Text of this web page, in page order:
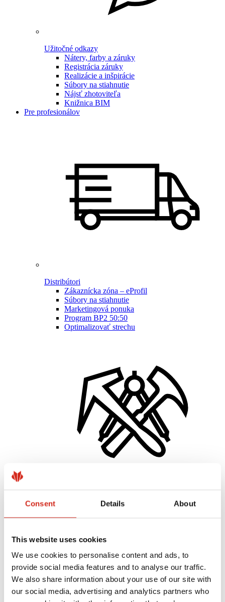
Consent Details About
This website uses cookies
We use cookies to personalise content and ads, to
provide social media features and to analyse our traffic.
We also share information about your use of our site with
our social media, advertising and analytics partners who
Užitočné odkazy
Nátery, farby a záruky
Registrácia záruky
Realizácie a inšpirácie
Súbory na stiahnutie
Nájsť zhotoviteľa
Knižnica BIM
Pre profesionálov
Distribútori
Zákaznícka zóna – eProfil
Súbory na stiahnutie
Marketingová ponuka
Program BP2 50:50
Optimalizovať strechu
Akadémia majstrov
Technická pomoc
MASTER ROOFER
Súbory na stiahnutie
Optimalizovať strechu